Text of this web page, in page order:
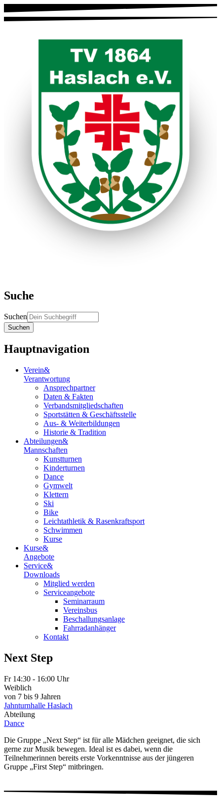
Suche
Suchen
Suchen
Hauptnavigation
Verein&
Verantwortung
Ansprechpartner
Daten & Fakten
Verbandsmitgliedschaften
Sportstätten & Geschäftsstelle
Aus- & Weiterbildungen
Historie & Tradition
Abteilungen&
Mannschaften
Kunstturnen
Kinderturnen
Dance
Gymwelt
Klettern
Ski
Bike
Leichtathletik & Rasenkraftsport
Schwimmen
Kurse
Kurse&
Angebote
Service&
Downloads
Mitglied werden
Serviceangebote
Seminarraum
Vereinsbus
Beschallungsanlage
Fahrradanhänger
Kontakt
Next Step
Fr 14:30 - 16:00 Uhr
Weiblich
von 7 bis 9 Jahren
Jahnturnhalle Haslach
Abteilung
Dance
Die Gruppe „Next Step“ ist für alle Mädchen geeignet, die sich
gerne zur Musik bewegen. Ideal ist es dabei, wenn die
Teilnehmerinnen bereits erste Vorkenntnisse aus der jüngeren
Gruppe „First Step“ mitbringen.